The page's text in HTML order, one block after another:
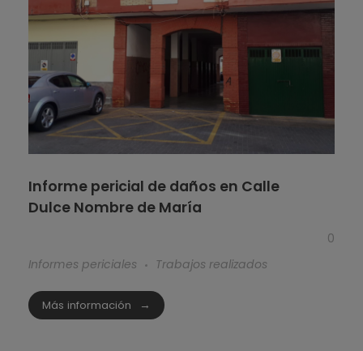
Informe pericial de daños en Calle
Dulce Nombre de María
0
Informes periciales
Trabajos realizados
Más información